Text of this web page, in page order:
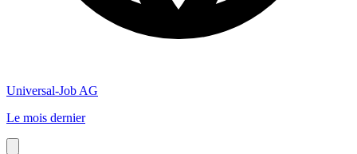
Universal-Job AG
Le mois dernier